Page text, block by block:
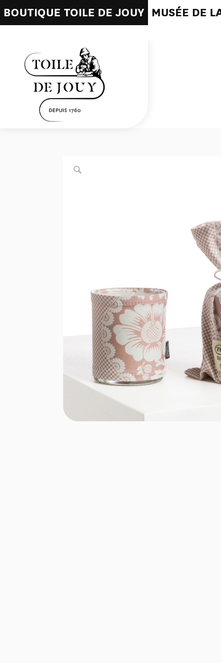
BOUTIQUE TOILE DE JOUY MUSÉE DE